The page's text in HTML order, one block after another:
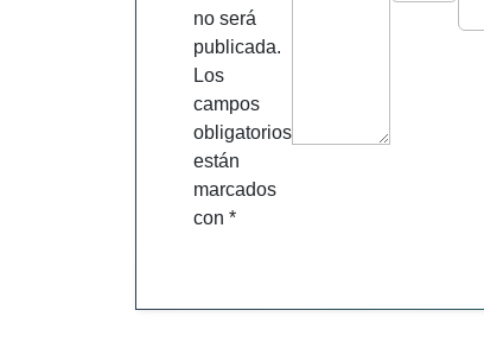
no será
publicada.
Los
campos
obligatorios
están
marcados
con *